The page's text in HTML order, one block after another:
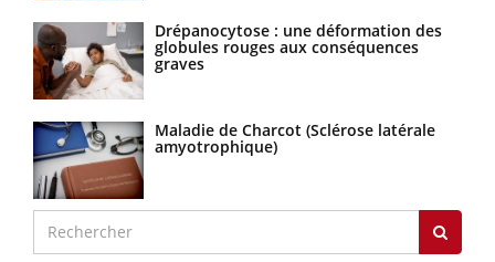
Drépanocytose : une déformation des
globules rouges aux conséquences
graves
Maladie de Charcot (Sclérose latérale
amyotrophique)